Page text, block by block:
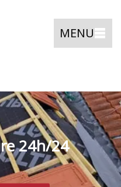
MENU
24h/24